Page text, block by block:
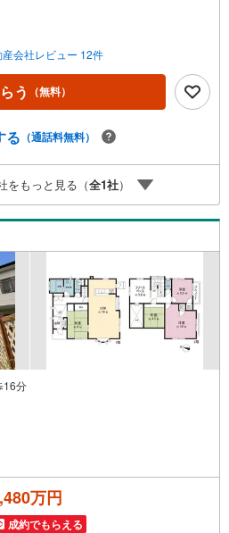
会も同時開催中無理のない住宅ロー
にかかる諸費用の概算も行っており
資金計画のアドバイスをさせて頂き
相談ください。
産会社レビュー 12件
う （無料）
る （通話料無料）
をもっと見る（全1社）
16分
万円
成約でもらえる